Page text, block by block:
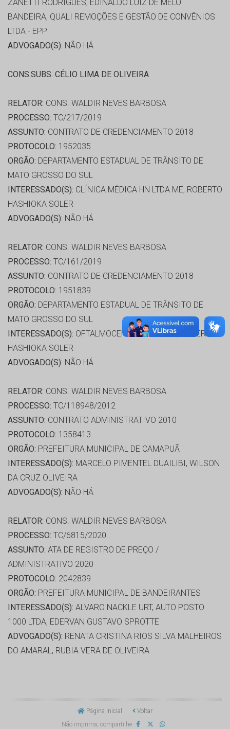
ZANETTI RODRIGUES, EDINALDO LUIZ DE MELO
BANDEIRA, QUALI REMOÇÕES E GESTÃO DE CONVÊNIOS
LTDA - EPP
ADVOGADO(S): NÃO HÁ
CONS.SUBS. CÉLIO LIMA DE OLIVEIRA
RELATOR: CONS. WALDIR NEVES BARBOSA
PROCESSO: TC/217/2019
ASSUNTO: CONTRATO DE CREDENCIAMENTO 2018
PROTOCOLO: 1952035
ORGÃO: DEPARTAMENTO ESTADUAL DE TRÂNSITO DE
MATO GROSSO DO SUL
INTERESSADO(S): CLÍNICA MÉDICA HN LTDA ME, ROBERTO
HASHIOKA SOLER
ADVOGADO(S): NÃO HÁ
RELATOR: CONS. WALDIR NEVES BARBOSA
PROCESSO: TC/161/2019
ASSUNTO: CONTRATO DE CREDENCIAMENTO 2018
PROTOCOLO: 1951839
ORGÃO: DEPARTAMENTO ESTADUAL DE TRÂNSITO DE
MATO GROSSO DO SUL
INTERESSADO(S): OFTALMOCENTER S/S LTDA, ROBERTO
HASHIOKA SOLER
ADVOGADO(S): NÃO HÁ
RELATOR: CONS. WALDIR NEVES BARBOSA
PROCESSO: TC/118948/2012
ASSUNTO: CONTRATO ADMINISTRATIVO 2010
PROTOCOLO: 1358413
ORGÃO: PREFEITURA MUNICIPAL DE CAMAPUÃ
INTERESSADO(S): MARCELO PIMENTEL DUAILIBI, WILSON
DA CRUZ OLIVEIRA
ADVOGADO(S): NÃO HÁ
RELATOR: CONS. WALDIR NEVES BARBOSA
PROCESSO: TC/6815/2020
ASSUNTO: ATA DE REGISTRO DE PREÇO /
ADMINISTRATIVO 2020
PROTOCOLO: 2042839
ORGÃO: PREFEITURA MUNICIPAL DE BANDEIRANTES
INTERESSADO(S): ALVARO NACKLE URT, AUTO POSTO
1000 LTDA, EDERVAN GUSTAVO SPROTTE
ADVOGADO(S): RENATA CRISTINA RIOS SILVA MALHEIROS
DO AMARAL, RUBIA VERA DE OLIVEIRA
Página Inicial
Voltar
Não imprima, compartilhe